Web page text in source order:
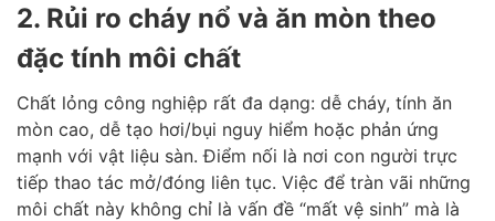
2. Rủi ro cháy nổ và ăn mòn theo
đặc tính môi chất
Chất lỏng công nghiệp rất đa dạng: dễ cháy, tính ăn
mòn cao, dễ tạo hơi/bụi nguy hiểm hoặc phản ứng
mạnh với vật liệu sàn. Điểm nối là nơi con người trực
tiếp thao tác mở/đóng liên tục. Việc để tràn vãi những
môi chất này không chỉ là vấn đề “mất vệ sinh” mà là